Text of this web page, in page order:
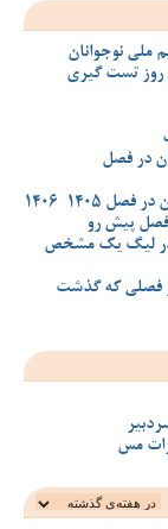
ملی نوجوانان
روز تست گیری
در فصل
1405-1406
پیش رو
در لیگ یک مشخص
فصلی که گذشت